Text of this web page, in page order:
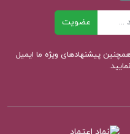
عضویت
پیشنهادهای ویژه ما ایمیل